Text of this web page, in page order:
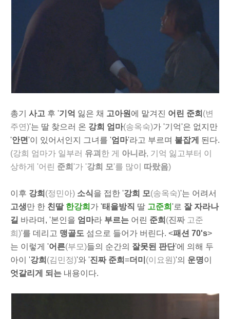
총기 사고 후 '기억 잃은 채 고아원 에 맡겨진 어린 준희 (변
주연)'는 딸 찾으러 온 강희 엄마(송옥숙)가 '기억'은 없지만
'안면'이 있어서인지 그녀를 '엄마'라고 부르며 붙잡게
된다.
(강희 엄마가 일부러 유괴 한 게 아니라, 기억 잃고부터 이
상하게 '어린 준희 '가 '강희 모'를 많이 따랐음)
이후 강희 (정민아) 소식을 접한 '강희 모(송옥숙)'는 어려서
고생만 한 친딸 한강희 가 '태을방직 딸 고준희 '로 잘 자라나
길 바라며, '본인을 엄마라 부르는 어린 준희 (진짜고준
희)'를 데리고 맹골도 섬으로 들어가 버린다. <패션 70's>
는 이렇게 '어른(부모)들의 순간의 잘못된 판단'에 의해 두
아이 '강희 (김민정)'와 '진짜 준희 =더미 (이요원)'의 운명이
엇갈리게 되는 내용이다.